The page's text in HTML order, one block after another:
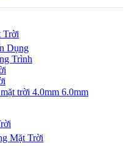
Trời
Dụng
Trình
trời 4.0mm 6.0mm
Mặt Trời